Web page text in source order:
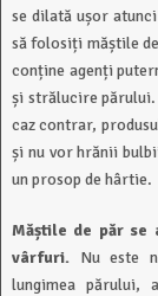
se dilată ușor
să folosiți măștile
conține agenți
și strălucire
caz contrar,
și nu vor hrănii
un prosop de hârtie.
Măștile de păr se
vârfuri. Nu este
lungimea părului,